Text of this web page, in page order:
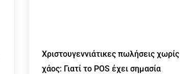
Χριστουγεννιάτικες πωλήσεις χωρίς
χάος: Γιατί το POS έχει σημασία
α α α α α